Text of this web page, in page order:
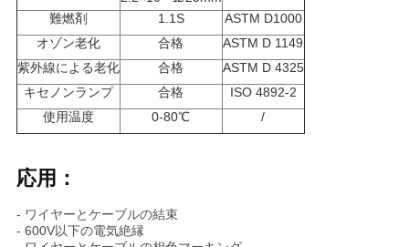
イ
バ
シ
ー
ポ
難燃剤
1.1S
ASTM D1000
オゾン老化
合格
ASTM D 1149
紫外線による老化
合格
ASTM D 4325
キセノンランプ
合格
ISO 4892-2
使用温度
0-80℃ /
応用：
- ワイヤーとケーブルの結束
- 600V以下の電気絶縁